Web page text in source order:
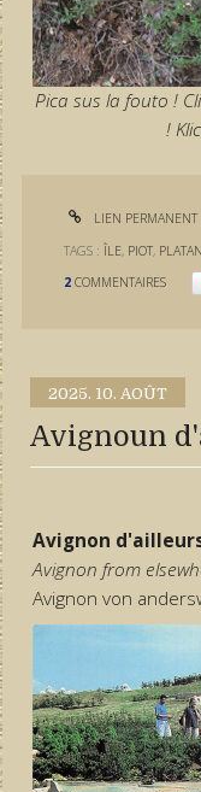
Pica sus la fouto !
!
LIEN PERMANENT
TAGS :ÎLE, PIOT,
2 COMMENTAIRES
2025. 10. AOÛT
Avignoun
Avignon
Avignon from
Avignon von